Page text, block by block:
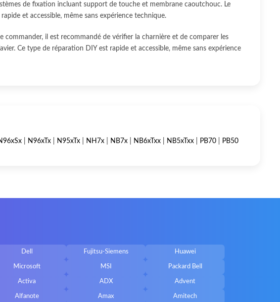
de fixation incluant support de touche et membrane caoutchouc. Le
et accessible, même sans expérience technique.
il est recommandé de vérifier la charnière et de comparer les
Ce type de réparation DIY est rapide et accessible, même sans expérience
N96xTx N95xTx NH7x NB7x NB6xTxx NB5xTxx PB70 PB50
Dell Fujitsu-Siemens Huawei
Microsoft MSI Packard Bell
Activa ADX Advent
Alfanote Amax Amitech